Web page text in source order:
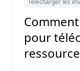
Télécharger les
pour